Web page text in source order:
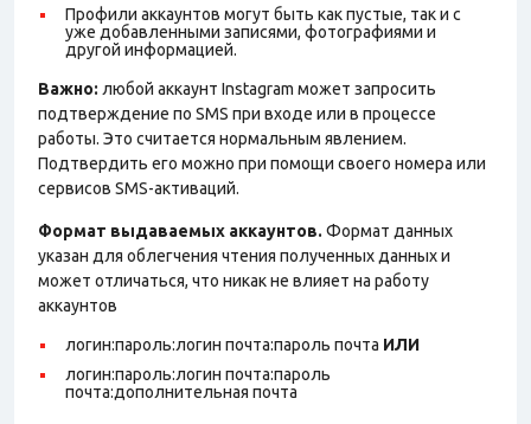
Профили аккаунтов могут быть как пустые, так и с
уже добавленными записями, фотографиями и
другой информацией.
Важно: любой аккаунт Instagram может запросить
подтверждение по SMS при входе или в процессе
работы. Это считается нормальным явлением.
Подтвердить его можно при помощи своего номера или
сервисов SMS-активаций.
Формат выдаваемых аккаунтов. Формат данных
указан для облегчения чтения полученных данных и
может отличаться, что никак не влияет на работу
аккаунтов
логин:пароль:логин почта:пароль почта ИЛИ
логин:пароль:логин почта:пароль
почта:дополнительная почта